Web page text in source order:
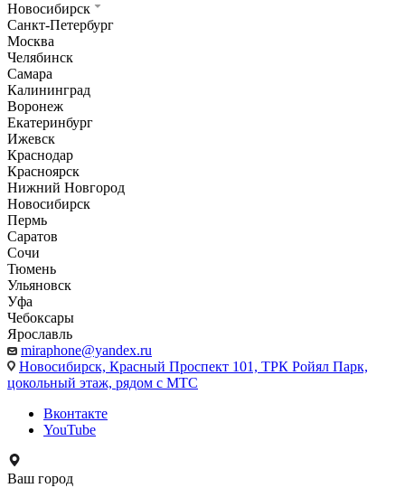
Новосибирск
Санкт-Петербург
Москва
Челябинск
Самара
Калининград
Воронеж
Екатеринбург
Ижевск
Краснодар
Красноярск
Нижний Новгород
Новосибирск
Пермь
Саратов
Сочи
Тюмень
Ульяновск
Уфа
Чебоксары
Ярославль
miraphone@yandex.ru
Новосибирск, Красный Проспект 101, ТРК Ройял Парк,
цокольный этаж, рядом с МТС
Вконтакте
YouTube
Ваш город